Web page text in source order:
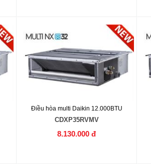
Điều hòa multi Daikin 12.000BTU
CDXP35RVMV
8.130.000 đ